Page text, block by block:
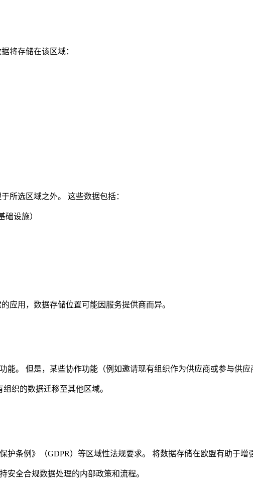
将存储在该区域：
所选区域之外。 这些数据包括：
础设施）
应用，数据存储位置可能因服务提供商而异。
能。 但是，某些协作功能（例如邀请现有组织作为供应商或参与供
织的数据迁移至其他区域。
护条例》（GDPR）等区域性法规要求。 将数据存储在欧盟有助于增
安全合规数据处理的内部政策和流程。